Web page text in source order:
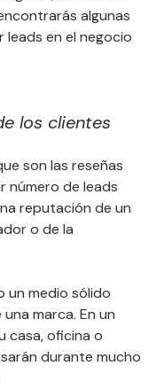
algunas
leads en el negocio
los clientes
son las reseñas
número de leads
reputación de un
o de la
un medio sólido
marca. En un
casa, oficina o
durante mucho